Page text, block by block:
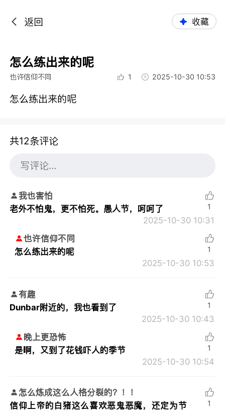
返回 收藏
怎么练出来的呢
也许信仰不同 1 2025-10-30 10:53
怎么练出来的呢
共12条评论
我也害怕
老外不怕鬼，更不怕死。愚人节，呵呵了
2025-10-30 10:31
1
也许信仰不同
怎么练出来的呢
2025-10-30 10:53
1
有趣
Dunbar附近的，我也看到了
2025-10-30 10:43
1
晚上更恐怖
是啊，又到了花钱吓人的季节
2025-10-30 10:54
1
怎么炼成这么人格分裂的？！！
信仰上帝的白猪这么喜欢恶鬼恶魔，还定为节
1